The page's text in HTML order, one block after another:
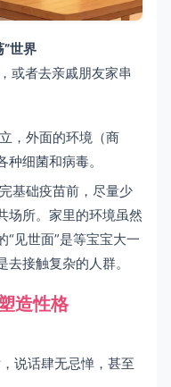
”世界
或者去亲戚朋友家串
，外面的环境（商
细菌和病毒。
基础疫苗前，尽量少
场所。家里的环境虽然
“见世面”是等宝宝大一
接触复杂的人群。
造性格
说话肆无忌惮，甚至